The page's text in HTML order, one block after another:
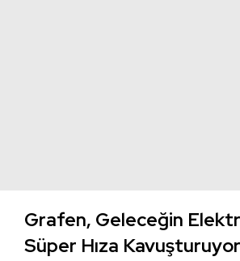
Grafen, Geleceğin
Süper Hıza Kavuşturuyor